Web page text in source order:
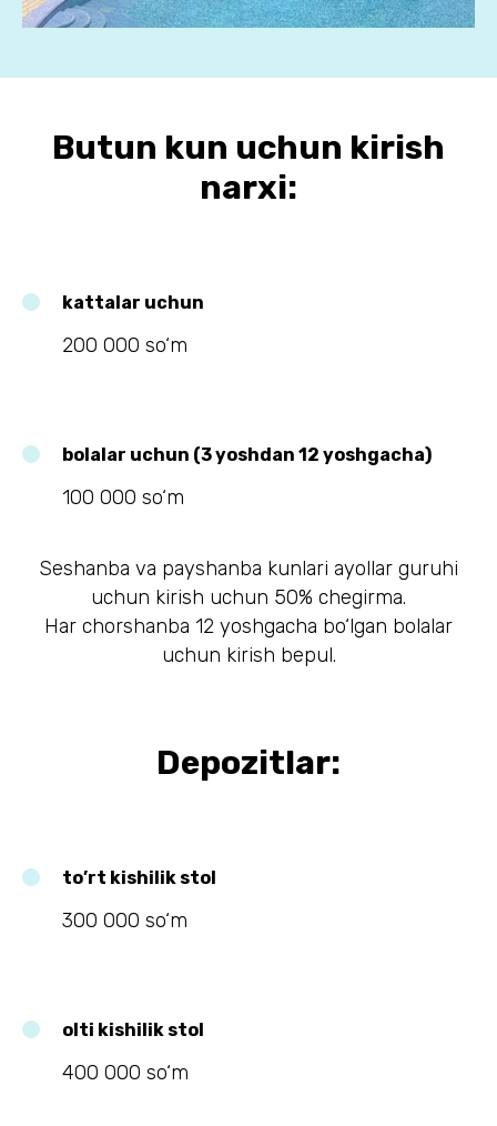
Butun kun uchun kirish
narxi:
kattalar uchun
200 000 so‘m
bolalar uchun (3 yoshdan 12 yoshgacha)
100 000 so‘m
Seshanba va payshanba kunlari ayollar guruhi
uchun kirish uchun 50% chegirma.
Har chorshanba 12 yoshgacha bo‘lgan bolalar
uchun kirish bepul.
Depozitlar:
to’rt kishilik stol
300 000 so‘m
olti kishilik stol
400 000 so‘m